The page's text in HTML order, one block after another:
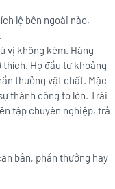
lệ bên ngoài nào,
vị không kém. Hàng
Họ đầu tư khoảng
thưởng vật chất. Mặc
thành công to lớn. Trái
tập chuyên nghiệp, trả
bản, phần thưởng hay